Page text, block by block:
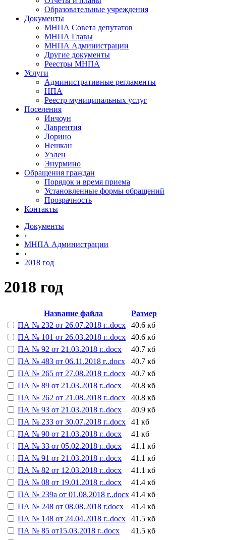
Образовательные учреждения
Документы
МНПА Совета депутатов
МНПА Главы
МНПА Администрации
Другие документы
Реестры МНПА
Услуги
Административные регламенты
НПА
Реестр муниципальных услуг
Поселения
Инчоун
Лаврентия
Лорино
Нешкан
Уэлен
Энурмино
Обращения граждан
Порядок и время приема
Установленные формы обращений
Прозрачность
Контакты
Документы
›
МНПА Администрации
›
2018 год
2018 год
Название файла
Размер
ПА № 232 от 26.07.2018 г..docx
40.6 кб
ПА № 101 от 26.03.2018 г..docx
40.6 кб
ПА № 92 от 21.03.2018 г..docx
40.7 кб
ПА № 483 от 06.11.2018 г..docx
40.7 кб
ПА № 265 от 27.08.2018 г..docx
40.7 кб
ПА № 89 от 21.03.2018 г..docx
40.8 кб
ПА № 262 от 21.08.2018 г..docx
40.8 кб
ПА № 93 от 21.03.2018 г..docx
40.9 кб
ПА № 233 от 30.07.2018 г..docx
41 кб
ПА № 90 от 21.03.2018 г..docx
41 кб
ПА № 33 от 05.02.2018 г..docx
41.1 кб
ПА № 91 от 21.03.2018 г..docx
41.1 кб
ПА № 82 от 12.03.2018 г..docx
41.1 кб
ПА № 08 от 19.01.2018 г..docx
41.4 кб
ПА № 239а от 01.08.2018 г..docx 41.4 кб
ПА № 248 от 08.08.2018 г.docx
41.4 кб
ПА № 148 от 24.04.2018 г..docx
41.5 кб
ПА № 85 от15.03.2018 г..docx
41.5 кб